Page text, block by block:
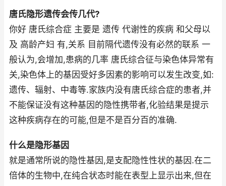
唐氏隐形遗传会传几代?
你好 唐氏综合症 主要是 遗传 代谢性的疾病 和父母以
及 高龄产妇 有,关系 目前隔代遗传没有必然的联系 一
般认为,会增加,患病的几率 唐氏综合征与染色体异常有
关,染色体上的基因受好多因素的影响可以发生改变,如:
遗传、辐射、中毒等.家族内没有唐氏综合症的患者,并
不能保证没有这种基因的隐性携带者,化验结果是提示
这种疾病存在的可能,但是不是百分百的准确.
什么是隐形基因
就是通常所说的隐性基因,是支配隐性性状的基因.在二
倍体的生物中,在纯合状态时能在表型上显示出来,但在